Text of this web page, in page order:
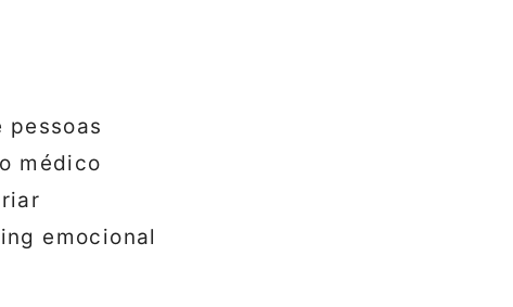
pessoas
médico
emocional